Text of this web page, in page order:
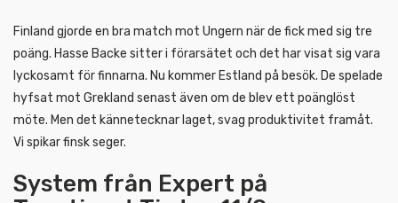
Finland gjorde en bra match mot Ungern när de fick med sig tre
poäng. Hasse Backe sitter i förarsätet och det har visat sig vara
lyckosamt för finnarna. Nu kommer Estland på besök. De spelade
hyfsat mot Grekland senast även om de blev ett poänglöst
möte. Men det kännetecknar laget, svag produktivitet framåt.
Vi spikar finsk seger.
System från Expert på